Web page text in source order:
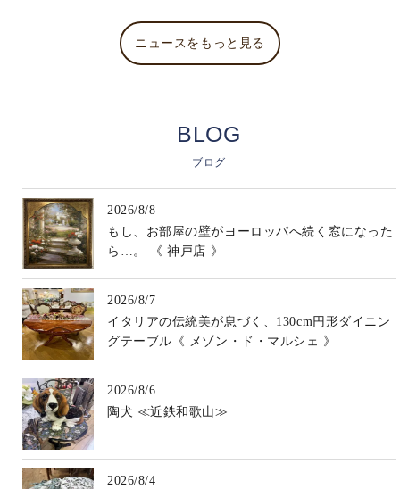
ニュースをもっと見る
BLOG
ブログ
2026/8/8
もし、お部屋の壁がヨーロッパへ続く窓になった
ら…。 《 神戸店 》
2026/8/7
イタリアの伝統美が息づく、130cm円形ダイニン
グテーブル《 メゾン・ド・マルシェ 》
2026/8/6
陶犬 ≪近鉄和歌山≫
2026/8/4